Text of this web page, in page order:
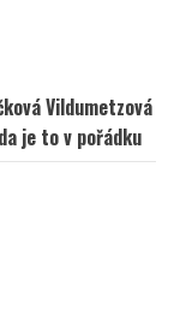
Vildumetzová
je to v pořádku